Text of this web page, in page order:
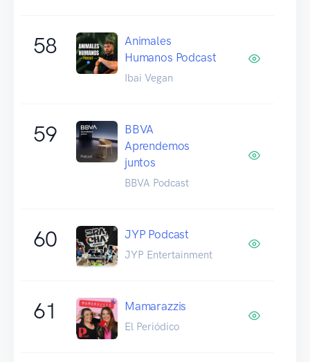
58
Animales
Humanos Podcast
Ibai Vegan
59
BBVA
Aprendemos
juntos
BBVA Podcast
60 JYP Podcast
JYP Entertainment
61 Mamarazzis
El Periódico